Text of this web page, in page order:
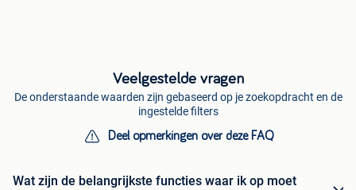
Veelgestelde vragen
De onderstaande waarden zijn gebaseerd op je zoekopdracht en de
ingestelde filters
Deel opmerkingen over deze FAQ
Wat zijn de belangrijkste functies waar ik op moet